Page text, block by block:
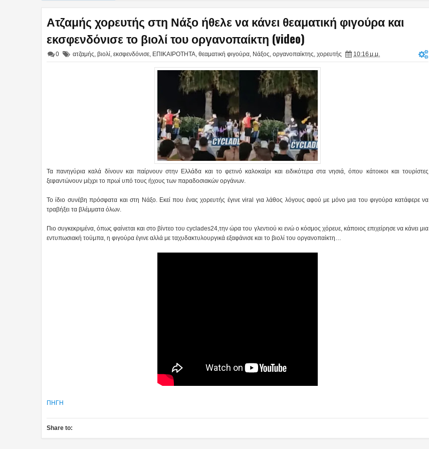
Ατζαμής χορευτής στη Νάξο ήθελε να κάνει θεαματική φιγούρα και
εκσφενδόνισε το βιολί του οργανοπαίκτη (video)
0 ατζαμής βιολί εκσφενδόνισε ΕΠΙΚΑΙΡΟΤΗΤΑ θεαματική φιγούρα Νάξος οργανοπαίκτης χορευτής 10:16 μ.μ.
Τα πανηγύρια καλά δίνουν και παίρνουν στην Ελλάδα και το φετινό καλοκαίρι και ειδικότερα στα νησιά, όπου κάτοικοι και τουρίστες
ξεφαντώνουν μέχρι το πρωί υπό τους ήχους των παραδοσιακών οργάνων.
Το ίδιο συνέβη πρόσφατα και στη Νάξο. Εκεί που ένας χορευτής έγινε viral για λάθος λόγους αφού με μόνο μια του φιγούρα κατάφερε να
τραβήξει τα βλέμματα όλων.
Πιο συγκεκριμένα, όπως φαίνεται και στο βίντεο του cyclades24,την ώρα του γλεντιού κι ενώ ο κόσμος χόρευε, κάποιος επιχείρησε να κάνει μια
εντυπωσιακή τούμπα, η φιγούρα έγινε αλλά με ταχυδακτυλουργικά εξαφάνισε και το βιολί του οργανοπαίκτη…
ΠΗΓΗ
Share to: